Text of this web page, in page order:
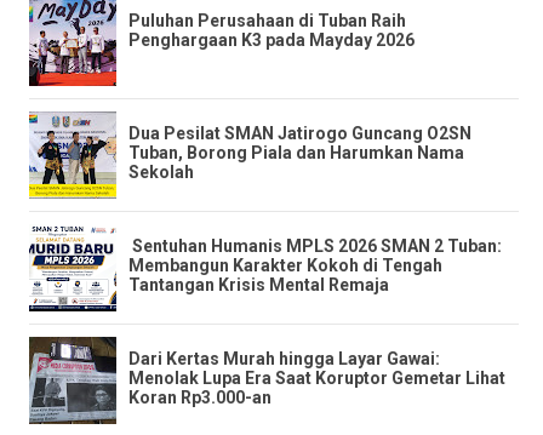
Puluhan Perusahaan di Tuban Raih
Penghargaan K3 pada Mayday 2026
​Dua Pesilat SMAN Jatirogo Guncang O2SN
Tuban, Borong Piala dan Harumkan Nama
Sekolah
​ ​Sentuhan Humanis MPLS 2026 SMAN 2 Tuban:
Membangun Karakter Kokoh di Tengah
Tantangan Krisis Mental Remaja
​Dari Kertas Murah hingga Layar Gawai:
Menolak Lupa Era Saat Koruptor Gemetar Lihat
Koran Rp3.000-an